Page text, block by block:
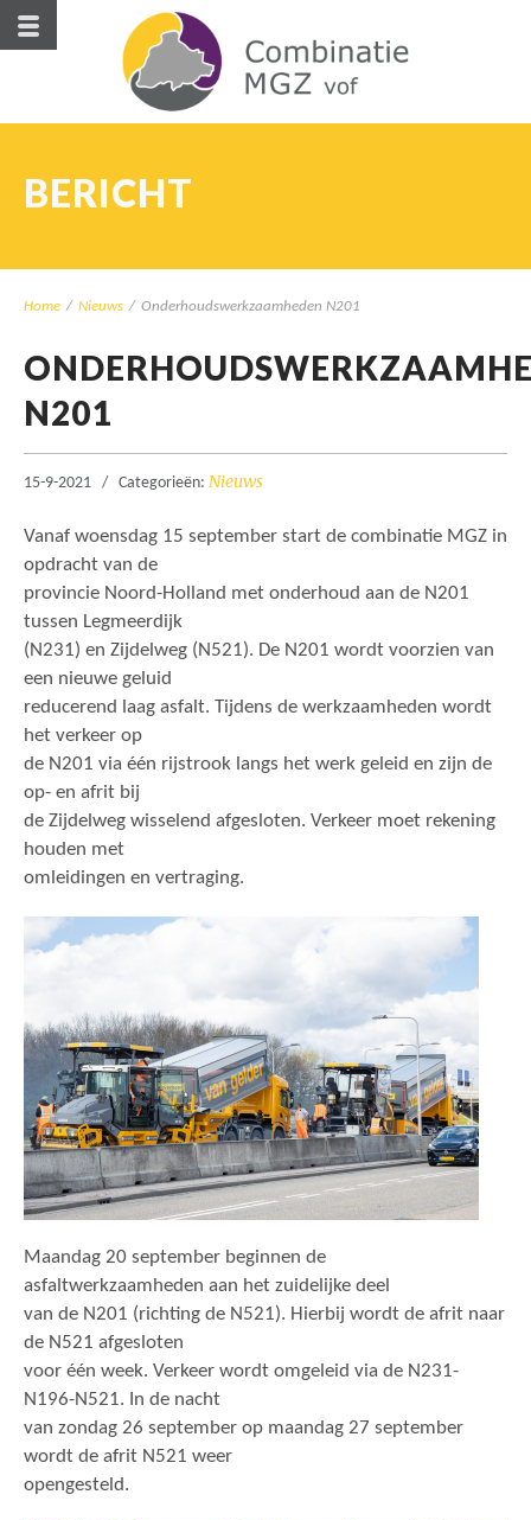
BERICHT
Home / Nieuws / Onderhoudswerkzaamheden N201
N201
15-9-2021 Categorieën: Nieuws
Vanaf woensdag 15 september start de combinatie MGZ in
opdracht van de
provincie Noord-Holland met onderhoud aan de N201
tussen Legmeerdijk
(N231) en Zijdelweg (N521). De N201 wordt voorzien van
een nieuwe geluid
reducerend laag asfalt. Tijdens de werkzaamheden wordt
het verkeer op
de N201 via één rijstrook langs het werk geleid en zijn de
op- en afrit bij
de Zijdelweg wisselend afgesloten. Verkeer moet rekening
houden met
omleidingen en vertraging.
Maandag 20 september beginnen de
asfaltwerkzaamheden aan het zuidelijke deel
van de N201 (richting de N521). Hierbij wordt de afrit naar
de N521 afgesloten
voor één week. Verkeer wordt omgeleid via de N231-
N196-N521. In de nacht
van zondag 26 september op maandag 27 september
wordt de afrit N521 weer
opengesteld.